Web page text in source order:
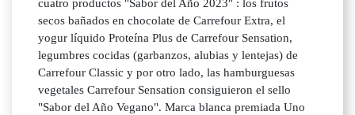
cuatro productos "Sabor del Año 2023" : los frutos
secos bañados en chocolate de Carrefour Extra, el
yogur líquido Proteína Plus de Carrefour Sensation,
legumbres cocidas (garbanzos, alubias y lentejas) de
Carrefour Classic y por otro lado, las hamburguesas
vegetales Carrefour Sensation consiguieron el sello
"Sabor del Año Vegano". Marca blanca premiada Uno